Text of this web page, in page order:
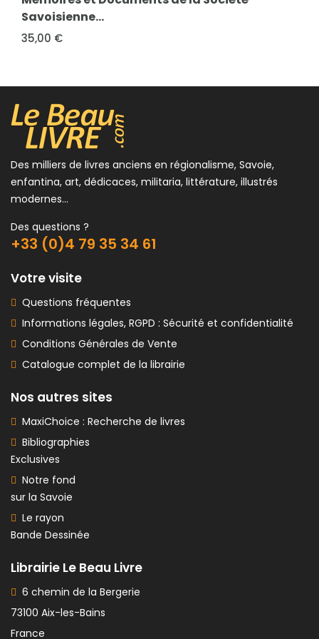
Savoisienne...
35,00 €
Des milliers de livres anciens en régionalisme, Savoie,
enfantina, art, dédicaces, militaria, littérature, illustrés
modernes...
Des questions ?
+33 (0)4 79 35 34 61
Votre visite
Questions fréquentes
Informations légales, RGPD : Sécurité et confidentialité
Conditions Générales de Vente
Catalogue complet de la librairie
Nos autres sites
MaxiChoice : Recherche de livres
Bibliographies
Exclusives
Notre fond
sur la Savoie
Le rayon
Bande Dessinée
Librairie Le Beau Livre
6 chemin de la Bergerie
73100 Aix-les-Bains
France